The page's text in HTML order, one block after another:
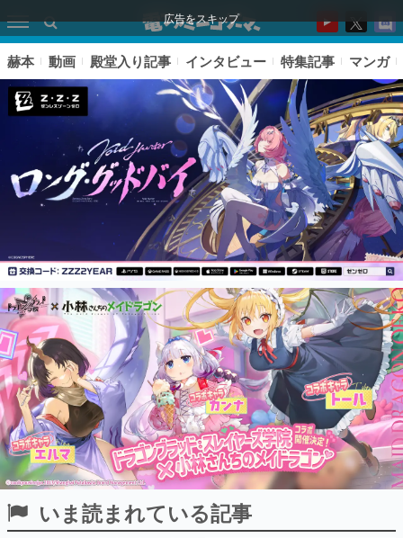
広告をスキップ
ピックアップ
電ファミのいま読まれている記事ランキング
アプリセール情報
インタビュー
連載・特集一覧
殿堂入り記事
SNS拡散数が数千以上！ ページビュー数万以上！ などな
ど。多くの人々に読まれた、電ファミ渾身の“殿堂入り”記
赫本 動画 殿堂入り記事 インタビュー 特集記事 マンガ
いま読まれている記事